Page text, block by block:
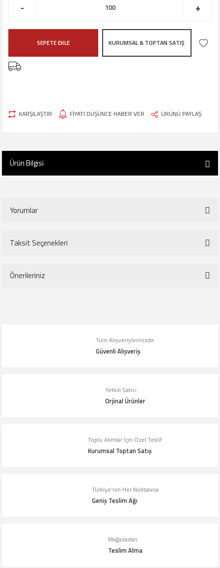
- +
SEPETE EKLE KURUMSAL & TOPTAN SATIŞ
KARŞILAŞTIR FİYATI DÜŞÜNCE HABER VER ÜRÜNÜ PAYLAŞ
Ürün Bilgisi
Yorumlar
Taksit Seçenekleri
Önerileriniz
Görüş ve önerileriniz için teşekkür ederiz.
Ürün açıklamasında eksik bilgiler bulunuyor.
Ürün bilgilerinde hatalar bulunuyor.
Gönder
Tüm Alışverişlerinizde
Güvenli Alışveriş
Yetkili Satıcı
Orjinal Ürünler
Toplu Alımlar İçin Özel Teklif
Kurumsal Toptan Satış
Türkiye’nin Her Noktasına
Geniş Teslim Ağı
Mağazadan
Teslim Alma